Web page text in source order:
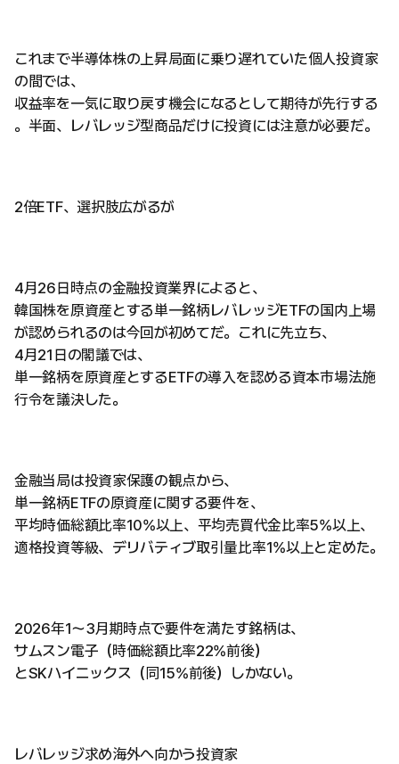
これまで半導体株の上昇局面に乗り遅れていた個人投資家
の間では、
収益率を一気に取り戻す機会になるとして期待が先行する
。半面、レバレッジ型商品だけに投資には注意が必要だ。
2倍ETF、選択肢広がるが
4月26日時点の金融投資業界によると、
韓国株を原資産とする単一銘柄レバレッジETFの国内上場
が認められるのは今回が初めてだ。これに先立ち、
4月21日の閣議では、
単一銘柄を原資産とするETFの導入を認める資本市場法施
行令を議決した。
金融当局は投資家保護の観点から、
単一銘柄ETFの原資産に関する要件を、
平均時価総額比率10%以上、平均売買代金比率5%以上、
適格投資等級、デリバティブ取引量比率1%以上と定めた。
2026年1〜3月期時点で要件を満たす銘柄は、
サムスン電子（時価総額比率22%前後）
とSKハイニックス（同15%前後）しかない。
レバレッジ求め海外へ向かう投資家